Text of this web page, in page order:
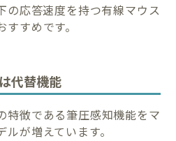
の応答速度を持つ有線マウス
すめです。
代替機能
特徴である筆圧感知機能をマ
が増えています。